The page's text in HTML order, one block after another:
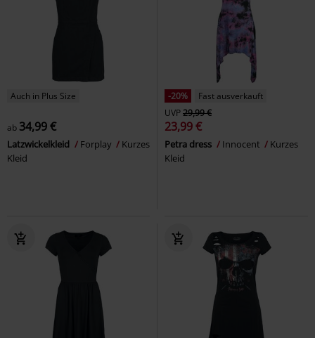
Auch in Plus Size
ab 34,99 €
Latzwickelkleid Forplay
Kurzes
Kleid
-20%
Fast ausverkauft
UVP29,99 €
23,99 €
Petra dress Innocent
Kurzes
Kleid